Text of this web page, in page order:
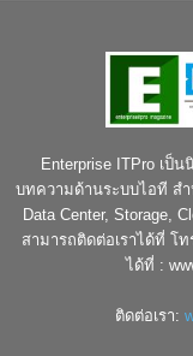
Enterprise ITPro เป็
บทความด้านระบบไอที สำ
Data Center, Storage,
สามารถติดต่อเราได้ที่ โ
ได้ที่ :
ติดต่อเรา: